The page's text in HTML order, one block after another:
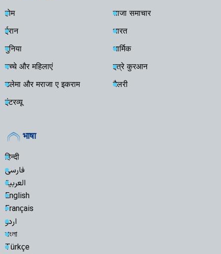
होम
ताजा समाचार
ईरान
भारत
दुनिया
धार्मिक
बच्चे और महिलाएं
इत्रे कुरआन
उलेमा और मराजा ए इकराम
गैलरी
इंटरव्यू
भाषा
हिन्दी
فارسی
العربية
English
Français
اردو
বাংলা
Türkçe